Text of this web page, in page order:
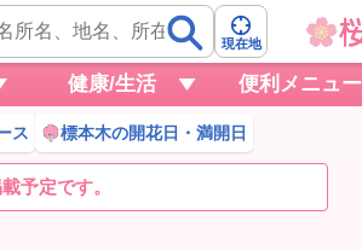
現在地
健康/生活 便利メニュー
ス 標本木の開花日・満開日
予定です。